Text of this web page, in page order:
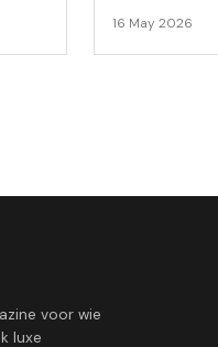
16 May 2026
voor wie
luxe